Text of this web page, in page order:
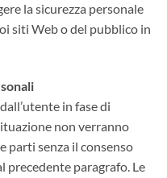
la sicurezza personale
siti Web o del pubblico in
in fase di
non verranno
parti senza il consenso
precedente paragrafo. Le